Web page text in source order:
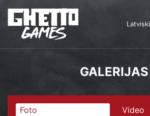
Latviski
GALERIJAS
Foto Video